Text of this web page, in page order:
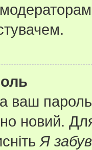
ваш
новий.
Я